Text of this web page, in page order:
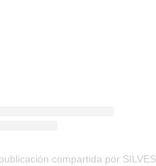
compartida por